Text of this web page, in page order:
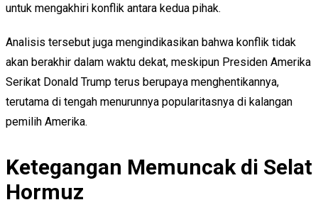
untuk mengakhiri konflik antara kedua pihak.
Analisis tersebut juga mengindikasikan bahwa konflik tidak
akan berakhir dalam waktu dekat, meskipun Presiden Amerika
Serikat Donald Trump terus berupaya menghentikannya,
terutama di tengah menurunnya popularitasnya di kalangan
pemilih Amerika.
Ketegangan Memuncak di Selat
Hormuz